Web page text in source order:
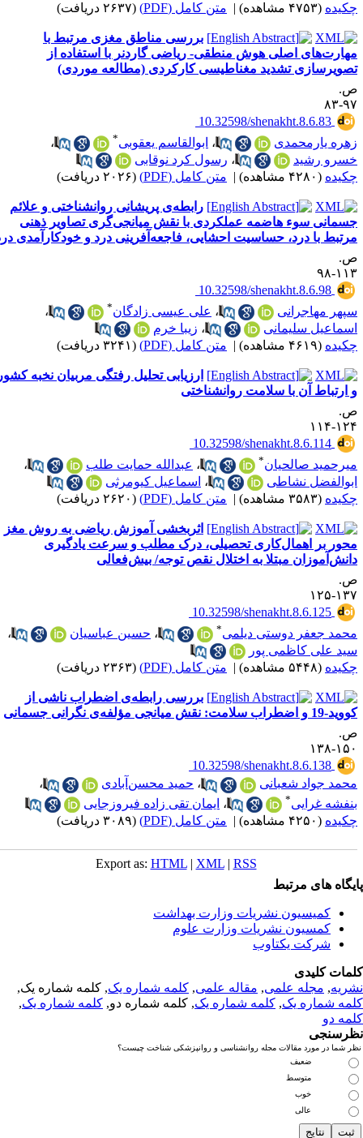
(۴۷۵۳ مشاهده) | متن کامل (PDF) (۲۶۳۷ دریافت)
بررسی مناطق مغزی مرتبط با
اصلی هوش منطقی- ریاضی گاردنر با استفاده از
تشدید مغناطیسی کارکردی (مطالعه موردی)
۸۳
‎ 10.32598/shenakht.8.6.83
یارمحمدی
،ابوالقاسم یعقوبی
،
رشید
،رسول کرد نوقابی
(۴۲۸۰ مشاهده) | متن کامل (PDF) (۲۰۲۶ دریافت)
رابطه‌ی پریشانی روانشناختی و علائم
سوء هاضمه عملکردی با نقش میانجی‌گری تصاویر ذهنی
با درد، حساسیت احشایی، فاجعه‌آفرینی درد و خودکار‌آمدی درد
۹۸
‎ 10.32598/shenakht.8.6.98
مهاجرانی
،علی عیسی زادگان *
،
سلیمانی
،زیبا خرم
(۴۶۱۹ مشاهده) | متن کامل (PDF) (۳۲۴۱ دریافت)
ارزیابی تحلیل رفتگی مربیان نخبه کشور
ارتباط آن با سلامت روانشناختی
۱۱۴
‎ 10.32598/shenakht.8.6.114
صالحیان * ،عبدالله حمایت طلب
،
نشاطی
،اسماعیل کیومرثی
(۳۵۸۳ مشاهده) | متن کامل (PDF) (۲۶۲۰ دریافت)
اثربخشی آموزش ریاضی به روش مغز
بر اهمال‌کاری تحصیلی، درک مطلب و سرعت یادگیری
مبتلا به اختلال نقص توجه/ بیش‌فعالی
۱۲۵
‎ 10.32598/shenakht.8.6.125
جعفر دوستی دیلمی
،حسین عباسیان
،
علی کاظمی پور
(۵۴۴۸ مشاهده) | متن کامل (PDF) (۲۳۶۳ دریافت)
بررسی رابطه‌‌ی اضطراب ناشی از
اضطراب سلامت: نقش میانجی‌‌ مؤلفه‌ی نگرانی جسمانی
۱۳۸
‎ 10.32598/shenakht.8.6.138
جواد شعبانی
،حمید محسن‌آبادی
،
غرایی
،ایمان تقی زاده فیروزجایی
(۴۲۵۰ مشاهده) | متن کامل (PDF) (۳۰۸۹ دریافت)
Export as:HTML |XML|RSS
های مرتبط
کمیسیون نشریات وزارت بهداشت
کمسیون نشریات وزارت علوم
شرکت یکتاوب
کلیدی
,مجله علمی, مقاله علمی, کلمه شماره یک, کلمه شماره یک,
شماره یک,کلمه شماره یک, کلمه شماره دو,کلمه شماره یک,
دو
شما در مورد مقالات مجله روانشناسی و روانپزشکی شناخت چیست؟
ضعیف
متوسط
خوب
عالی